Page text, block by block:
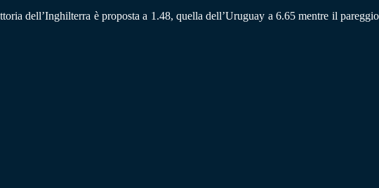
dell’Inghilterra è proposta a 1.48, quella dell’Uruguay a 6.65 mentre il pareggio